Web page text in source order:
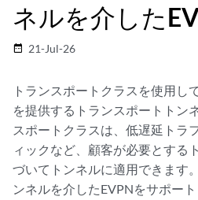
ネルを介した
date_range 21-Jul-26
トランスポートクラスを使用し
を提供するトランスポートトン
スポートクラスは、低遅延トラ
ィックなど、顧客が必要とする
づいてトンネルに適用できます
ンネルを介したEVPNをサポー